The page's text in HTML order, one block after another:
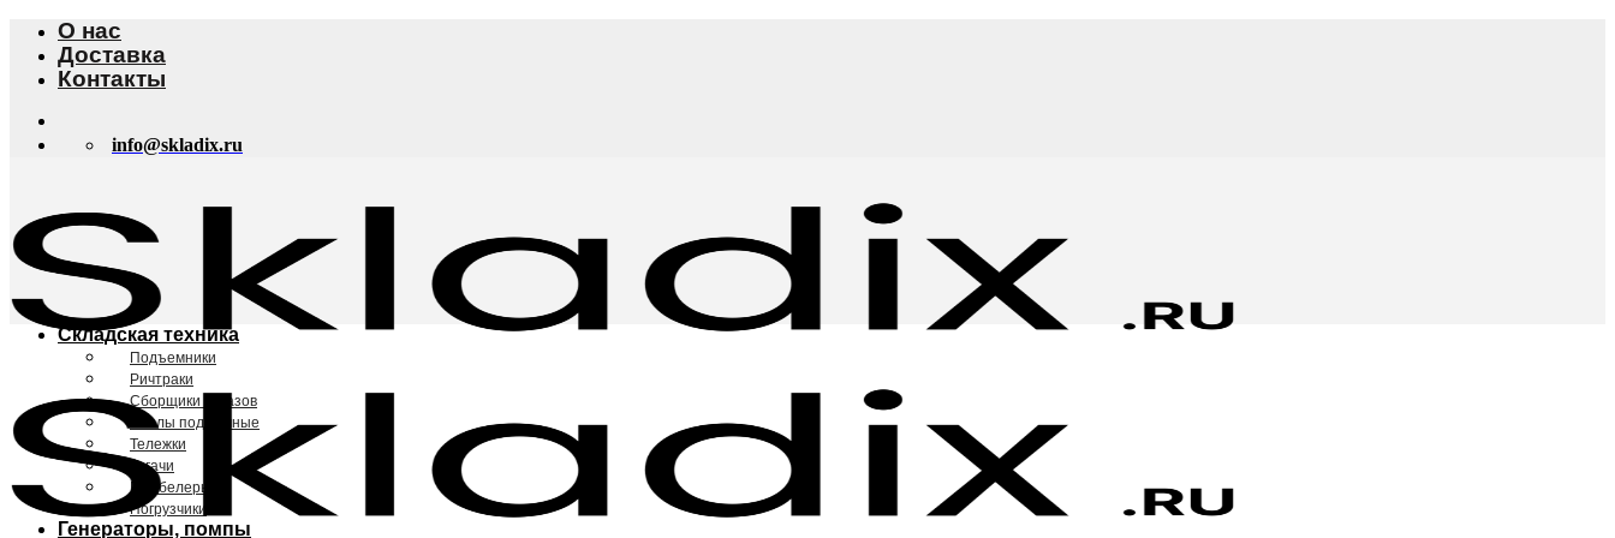
Skip
content
О нас
Доставка
Контакты
info@skladix.ru
Складская техника
Подъемники
Ричтраки
Сборщики заказов
Столы подъемные
Тележки
Тягачи
Штабелеры
Погрузчики
Генераторы, помпы